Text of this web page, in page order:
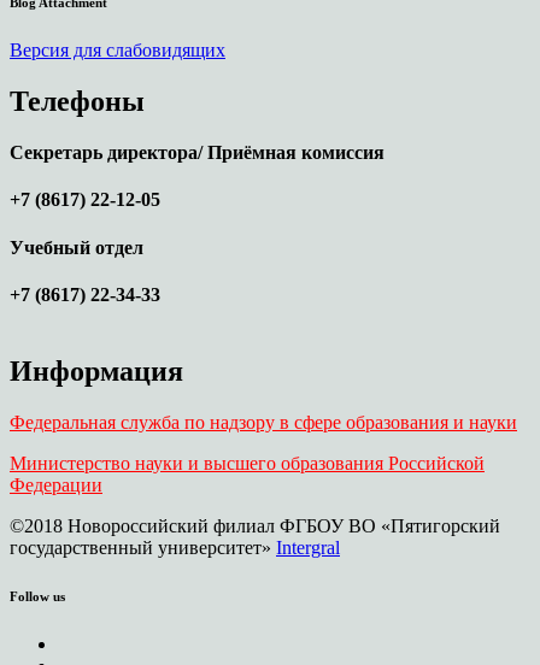
Версия для слабовидящих
Телефоны
Секретарь директора/ Приёмная комиссия
+7 (8617) 22-12-05
Учебный отдел
+7 (8617) 22-34-33
Информация
Федеральная служба по надзору в сфере образования и науки
Министерство науки и высшего образования Российской
Федерации
©2018 Новороссийский филиал ФГБОУ ВО «Пятигорский
государственный университет» Intergral
Follow us